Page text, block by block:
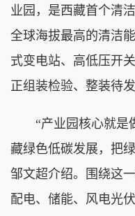
业园，是西藏首个清
全球海拔最高的清洁
式变电站、高低压开
正组装检验、整装待发
“产业园核心就是
藏绿色低碳发展，把
邹文超介绍。围绕这
配电、储能、风电光